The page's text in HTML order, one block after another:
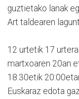
guztietako lanak
Art taldearen
12 urtetik 17
martxoaren 20an
18:30etik
Euskaraz edota